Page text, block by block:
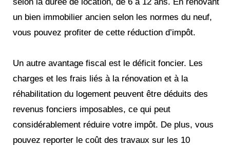
selon la durée de location, de 6 à 12 ans. En rénovant
un bien immobilier ancien selon les normes du neuf,
vous pouvez profiter de cette réduction d’impôt.
Un autre avantage fiscal est le déficit foncier. Les
charges et les frais liés à la rénovation et à la
réhabilitation du logement peuvent être déduits des
revenus fonciers imposables, ce qui peut
considérablement réduire votre impôt. De plus, vous
pouvez reporter le coût des travaux sur les 10